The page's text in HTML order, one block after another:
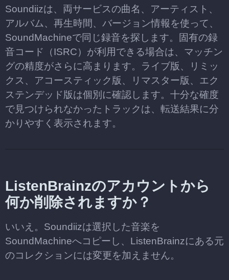
Soundiizは、両サービスの曲名、アーティスト、
アルバム、再生時間、バージョン情報を使って、
SoundMachineで同じ録音を探します。固有の録
音コード（ISRC）が利用できる場合は、マッチン
グの精度がさらに高まります。ライブ版、リミッ
クス、アコースティック版、リマスター版、エク
ステンデッド版は個別に確認します。十分な確度
で見つけられなかったトラックは、転送結果に分
かりやすく表示されます。
ListenBrainzのアカウントから
何か削除されますか？
いいえ。Soundiizは選択した音楽を
SoundMachineへコピーし、ListenBrainzにある元
のコレクションには変更を加えません。